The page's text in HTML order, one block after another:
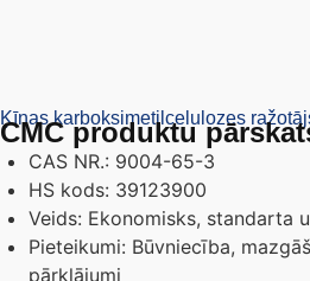
Ķīnas karboksimetilcelulozes
CMC produktu
CAS NR.: 9004-65-3
HS kods: 39123900
Veids: Ekonomisks, standarta
Pieteikumi: Būvniecība,
pārklājumi